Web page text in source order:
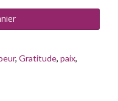
, Gratitude, paix,